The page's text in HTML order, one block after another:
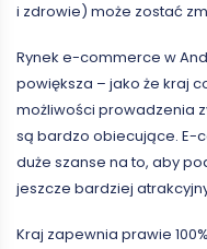
i zdrowie) może zostać
Rynek e-commerce w
powiększa – jako że kraj
możliwości prowadzenia
są bardzo obiecujące. E-
duże szanse na to, aby
jeszcze bardziej
Kraj zapewnia prawie